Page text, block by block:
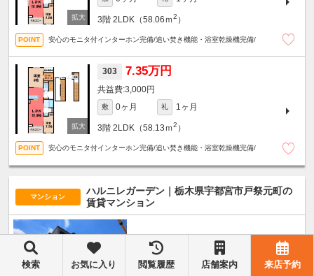
3階 2LDK（58.06ｍ2 ）
安心のモニタ付インターホン完備/追い焚き機能・浴室乾燥機完備/
303 7.35万円
3,000円
敷 0ヶ月 礼 1ヶ月
3階 2LDK（58.13ｍ2 ）
安心のモニタ付インターホン完備/追い焚き機能・浴室乾燥機完備/
マンション
ハルニレガーデン｜栃木県宇都宮市戸祭元町の
賃貸マンション
東武宇都宮線 東武宇都宮駅
/ 徒歩14分
築年月新築 / 3階建
検索 お気に入り 閲覧履歴 店舗案内 来店予約